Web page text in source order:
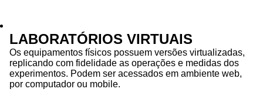
LABORATÓRIOS VIRTUAIS
Os equipamentos físicos possuem versões virtualizadas,
replicando com fidelidade as operações e medidas dos
experimentos. Podem ser acessados em ambiente web,
por computador ou mobile.